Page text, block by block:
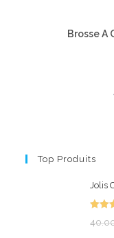
Brosse A
Top Produits
Jolis